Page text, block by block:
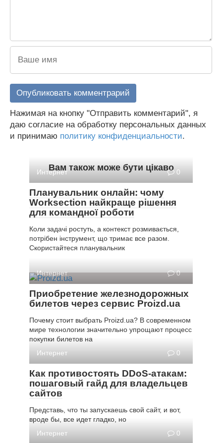
Нажимая на кнопку "Отправить комментарий", я
даю согласие на обработку персональных данных
и принимаю политику конфиденциальности.
Вам також може бути цікаво
Интернет 0
Планувальник онлайн: чому
Worksection найкраще рішення
для командної роботи
Коли задачі ростуть, а контекст розмивається,
потрібен інструмент, що тримає все разом.
Скористайтеся планувальник
Интернет 0
Приобретение железнодорожных
билетов через сервис Proizd.ua
Почему стоит выбрать Proizd.ua? В современном
мире технологии значительно упрощают процесс
покупки билетов на
Интернет
0
Как противостоять DDoS-атакам:
пошаговый гайд для владельцев
сайтов
Представь, что ты запускаешь свой сайт, и вот,
вроде бы, все идет гладко, но
Интернет
0